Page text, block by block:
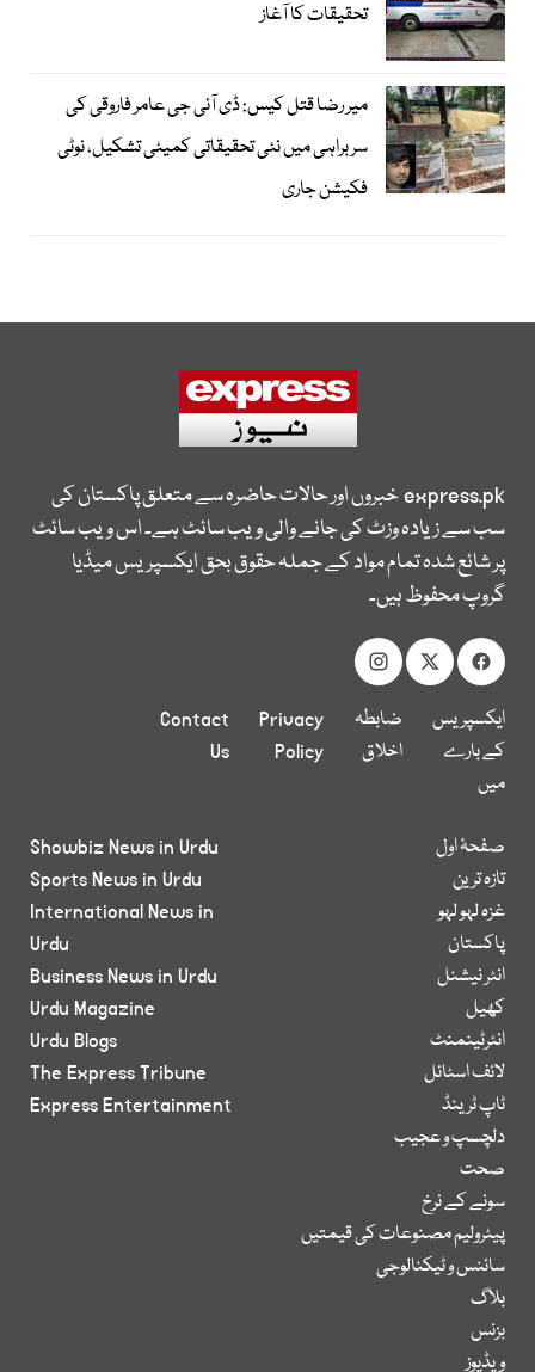
تحقیقات کا آغاز
میر رضا قتل کیس: ڈی آئی جی عامر فاروقی کی
سربراہی میں نئی تحقیقاتی کمیٹی تشکیل، نوٹی
فکیشن جاری
express.pkخبروں اور حالات حاضرہ سے متعلق پاکستان کی
سب سے زیادہ وزٹ کی جانے والی ویب سائٹ ہے۔ اس ویب سائٹ
پر شائع شدہ تمام مواد کے جملہ حقوق بحق ایکسپریس میڈیا
گروپ محفوظ ہیں۔
ایکسپریس
کے بارے
میں
ضابطہ
اخلاق
Privacy
Policy
Contact
Us
صفحۂ اول
تازہ ترین
غزہ لہو لہو
پاکستان
انٹر نیشنل
کھیل
انٹرٹینمنٹ
لائف اسٹائل
ٹاپ ٹرینڈ
دلچسپ و عجیب
صحت
سونے کے نرخ
پیٹرولیم مصنوعات کی قیمتیں
سائنس و ٹیکنالوجی
بلاگ
بزنس
ویڈیوز
Showbiz News in Urdu
Sports News in Urdu
International News in
Urdu
Business News in Urdu
Urdu Magazine
Urdu Blogs
The Express Tribune
Express Entertainment